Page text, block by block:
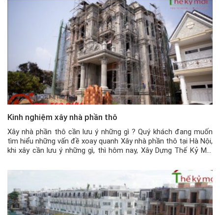
Kinh nghiệm xây nhà phần thô
Xây nhà phần thô cần lưu ý những gì ? Quý khách đang muốn
tìm hiểu những vấn đề xoay quanh Xây nhà phần thô tại Hà Nội,
khi xây cần lưu ý những gì, thì hôm nay, Xây Dựng Thế Kỷ Mới